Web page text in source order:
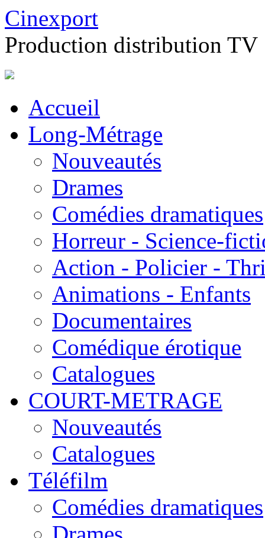
Cinexport
Production distribution TV
Accueil
Long-Métrage
Nouveautés
Drames
Comédies dramatiques
Horreur - Science-
Action - Policier -
Animations - Enfants
Documentaires
Comédique érotique
Catalogues
COURT-METRAGE
Nouveautés
Catalogues
Téléfilm
Comédies dramatiques